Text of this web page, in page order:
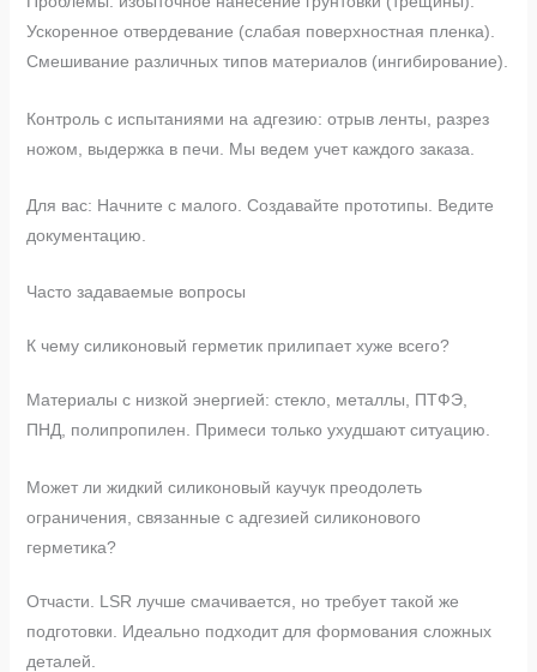
Ускоренное отвердевание (слабая поверхностная пленка).
Смешивание различных типов материалов (ингибирование).
Контроль с испытаниями на адгезию: отрыв ленты, разрез
ножом, выдержка в печи. Мы ведем учет каждого заказа.
Для вас: Начните с малого. Создавайте прототипы. Ведите
документацию.
Часто задаваемые вопросы
К чему силиконовый герметик прилипает хуже всего?
Материалы с низкой энергией: стекло, металлы, ПТФЭ,
ПНД, полипропилен. Примеси только ухудшают ситуацию.
Может ли жидкий силиконовый каучук преодолеть
ограничения, связанные с адгезией силиконового
герметика?
Отчасти. LSR лучше смачивается, но требует такой же
подготовки. Идеально подходит для формования сложных
деталей.